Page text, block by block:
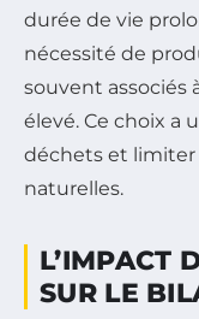
durée de vie
nécessité de
souvent associés
élevé. Ce choix a
déchets et limiter
naturelles.
L’IMPACT
SUR LE